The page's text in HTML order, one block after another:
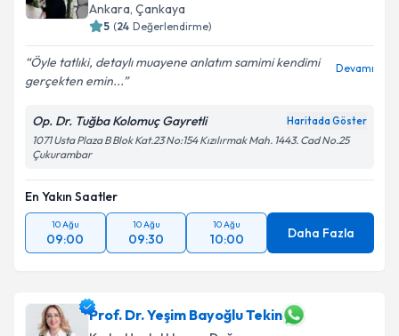
Ankara, Çankaya
5 (24 Değerlendirme)
Öyle tatlıki, detaylı muayene anlatım samimi kendimi
gerçekten emin...
Devamı
Op. Dr. Tuğba Kolomuç Gayretli Haritada Göster
1071 Usta Plaza B Blok Kat.23 No:154 Kızılırmak Mah. 1443. Cad No.25
Çukurambar
En Yakın Saatler
10 Ağu
09:00
10 Ağu
09:30
10 Ağu
10:00 Daha Fazla
Prof. Dr. Yeşim Bayoğlu Tekin